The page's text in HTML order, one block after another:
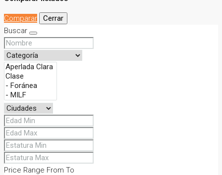
Comparar
Cerrar
Buscar
Price Range From To